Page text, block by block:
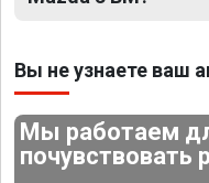
Вы не узнаете ваш
Мы работаем
почувствовать